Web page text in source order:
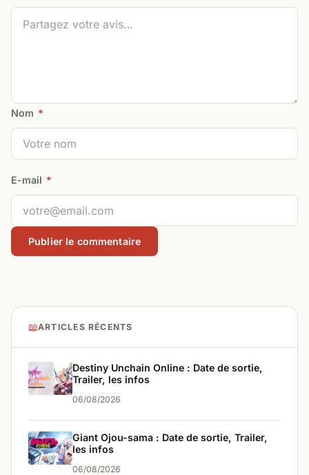
Nom *
E-mail *
📖ARTICLES RÉCENTS
Destiny Unchain Online : Date de sortie,
Trailer, les infos
06/08/2026
Giant Ojou-sama : Date de sortie, Trailer,
les infos
06/08/2026